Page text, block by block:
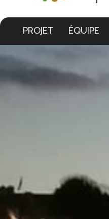
PROJET ÉQUIPE